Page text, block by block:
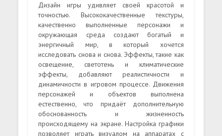
Дизайн игры удивляет своей красотой и
точностью. Высококачественные текстуры,
качественно выполненные персонажи и
окружающая среда создают богатый и
энергичный мир, в который хочется
исследовать снова и снова. Эффекты, такие как
освещение, светотень и климатические
эффекты, добавляют реалистичности и
динамичности в игровом процессе. Движения
персонажей и объектов выполнена
естественно, что придаёт дополнительную
обоснованность и жизненность
происходящему на экране. Настройка графики
позволяет играть визуалом на аппаратах с